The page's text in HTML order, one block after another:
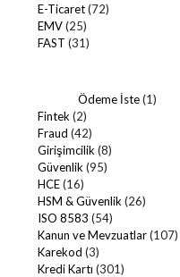
E-Ticaret(72)
EMV(25)
FAST (31)
Ödeme İste(1)
Fintek (2)
Fraud (42)
Girişimcilik (8)
Güvenlik (95)
HCE(16)
HSM & Güvenlik (26)
ISO 8583 (54)
Kanun ve Mevzuatlar(107)
Karekod (3)
Kredi Kartı (301)